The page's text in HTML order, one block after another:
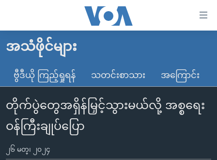
လွယ်ကူ
သည့်
Link
များ
ပင်မ
သို့
မူလစာမျက်နှာ
မြန်မာ
ကမ္ဘာ့သတင်းများ
နိုင်ငံတကာ
အမေရိကန်
အစ္စရေး-ပါလက်စတိုင်း
ဗွီဒီယို
သတင်းလွတ်လပ်ခွင့်
ရပ်ဝန်းတခု လမ်းတခု အလွန်
အင်္ဂလိပ်စာလေ့လာမယ်
အသံဖိုင်များ
ဗွီဒီယို ကြည့်ရှုရန် သတင်းစာသား အကြောင်း
တိုက်ပွဲတွေအရှိန်မြှင့်သွားမယ်လို့ အစ္စရေး
ဝန်ကြီးချုပ်ပြော
၂၆ မတ္၊ ၂၀၂၄